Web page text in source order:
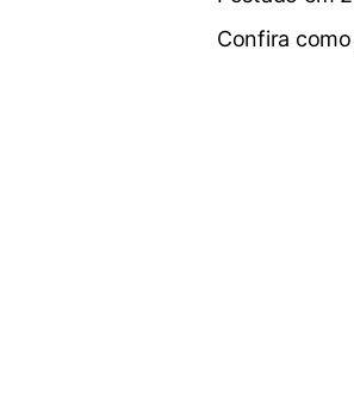
Confira